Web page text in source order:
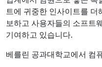
트에 귀중한 인사이트를
보하고 사용자들의 소프트
기여하고 있습니다.
베를린 공과대학교에서 컴